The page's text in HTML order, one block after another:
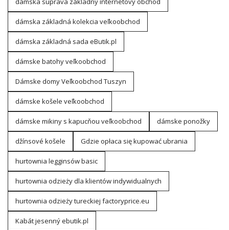
dámska základná kolekcia veľkoobchod
dámska základná sada eButik.pl
dámske batohy veľkoobchod
Dámske domy Veľkoobchod Tuszyn
dámske košele veľkoobchod
dámske mikiny s kapucňou veľkoobchod dámske ponožky
džínsové košele Gdzie opłaca się kupować ubrania
hurtownia legginsów basic
hurtownia odzieży dla klientów indywidualnych
hurtownia odzieży tureckiej factoryprice.eu
Kabát jesenný ebutik.pl